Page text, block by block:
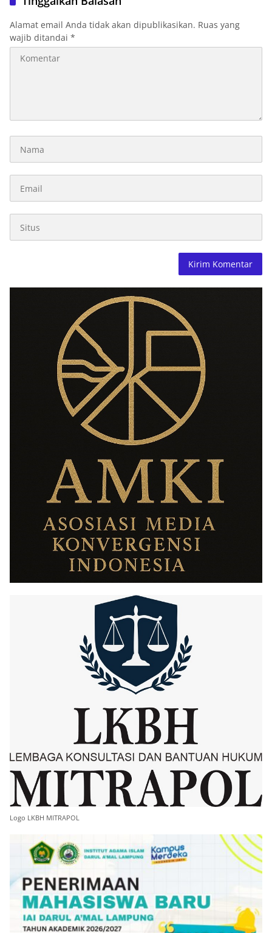
Alamat email Anda tidak akan dipublikasikan. Ruas yang
wajib ditandai *
Logo LKBH MITRAPOL